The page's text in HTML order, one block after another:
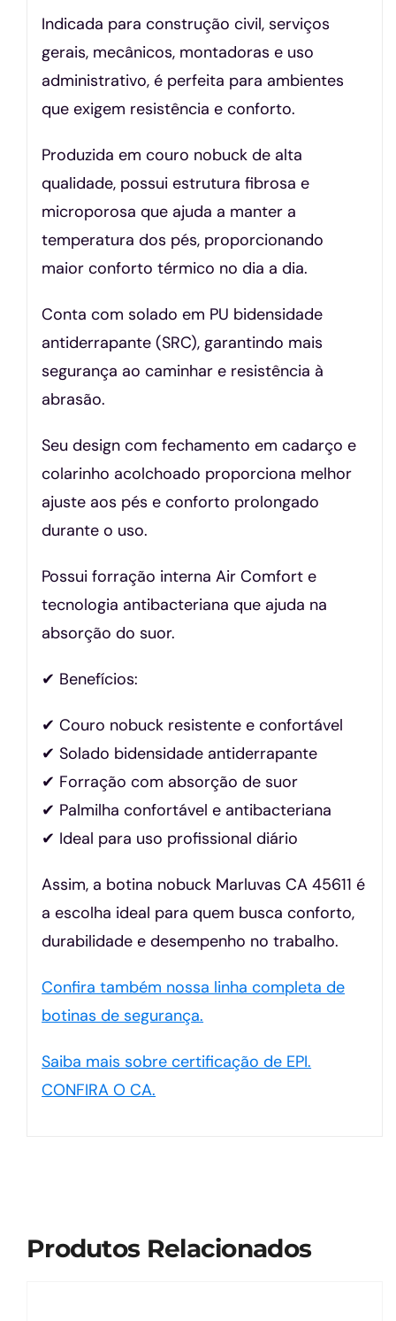
Indicada para construção civil, serviços
gerais, mecânicos, montadoras e uso
administrativo, é perfeita para ambientes
que exigem resistência e conforto.
Produzida em couro nobuck de alta
qualidade, possui estrutura fibrosa e
microporosa que ajuda a manter a
temperatura dos pés, proporcionando
maior conforto térmico no dia a dia.
Conta com solado em PU bidensidade
antiderrapante (SRC), garantindo mais
segurança ao caminhar e resistência à
abrasão.
Seu design com fechamento em cadarço e
colarinho acolchoado proporciona melhor
ajuste aos pés e conforto prolongado
durante o uso.
Possui forração interna Air Comfort e
tecnologia antibacteriana que ajuda na
absorção do suor.
✔ Benefícios:
✔ Couro nobuck resistente e confortável
✔ Solado bidensidade antiderrapante
✔ Forração com absorção de suor
✔ Palmilha confortável e antibacteriana
✔ Ideal para uso profissional diário
Assim, a botina nobuck Marluvas CA 45611 é
a escolha ideal para quem busca conforto,
durabilidade e desempenho no trabalho.
Confira também nossa linha completa de
botinas de segurança.
Saiba mais sobre certificação de EPI.
CONFIRA O CA.
Produtos Relacionados